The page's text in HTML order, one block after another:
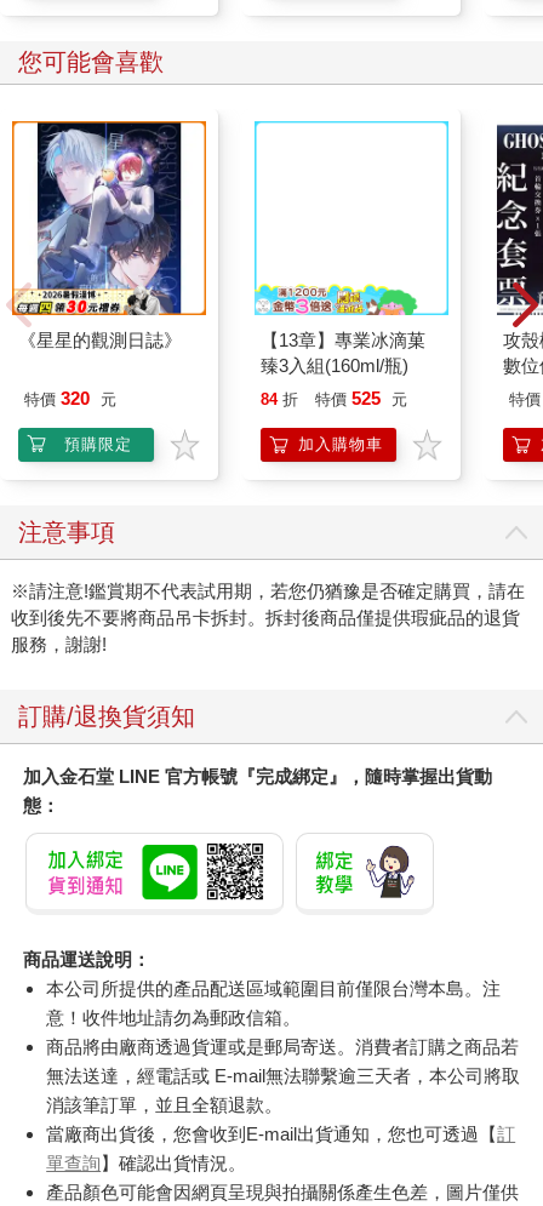
您可能會喜歡
《星星的觀測日誌》
特價 320 元
預購限定
84 折 特價 525 元
加入購物車
攻殼
數
特價
注意事項
※請注意!鑑賞期不代表試用期，若您仍猶豫是否確定購買，請在
收到後先不要將商品吊卡拆封。拆封後商品僅提供瑕疵品的退貨
服務，謝謝!
訂購/退換貨須知
加入金石堂 LINE 官方帳號『完成綁定』，隨時掌握出貨動
態：
商品運送說明：
本公司所提供的產品配送區域範圍目前僅限台灣本島。注
意！收件地址請勿為郵政信箱。
商品將由廠商透過貨運或是郵局寄送。消費者訂購之商品若
無法送達，經電話或 E-mail無法聯繫逾三天者，本公司將取
消該筆訂單，並且全額退款。
當廠商出貨後，您會收到E-mail出貨通知，您也可透過【訂
單查詢】確認出貨情況。
產品顏色可能會因網頁呈現與拍攝關係產生色差，圖片僅供